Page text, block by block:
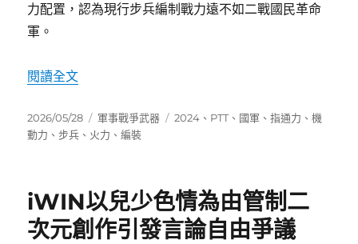
力配置，認為現行步兵編制戰力遠不如二戰國民革命
軍。
閱讀全文〈國軍步兵營連合理編制討論〉
發
佈
2026/05/28
分
類
軍事戰爭武器
標
2024 、 PTT、 國軍 、指通力 、機
動力 、步兵 、 火力 、編裝
iWIN以兒少色情為由管制二
次元創作引發言論自由爭議